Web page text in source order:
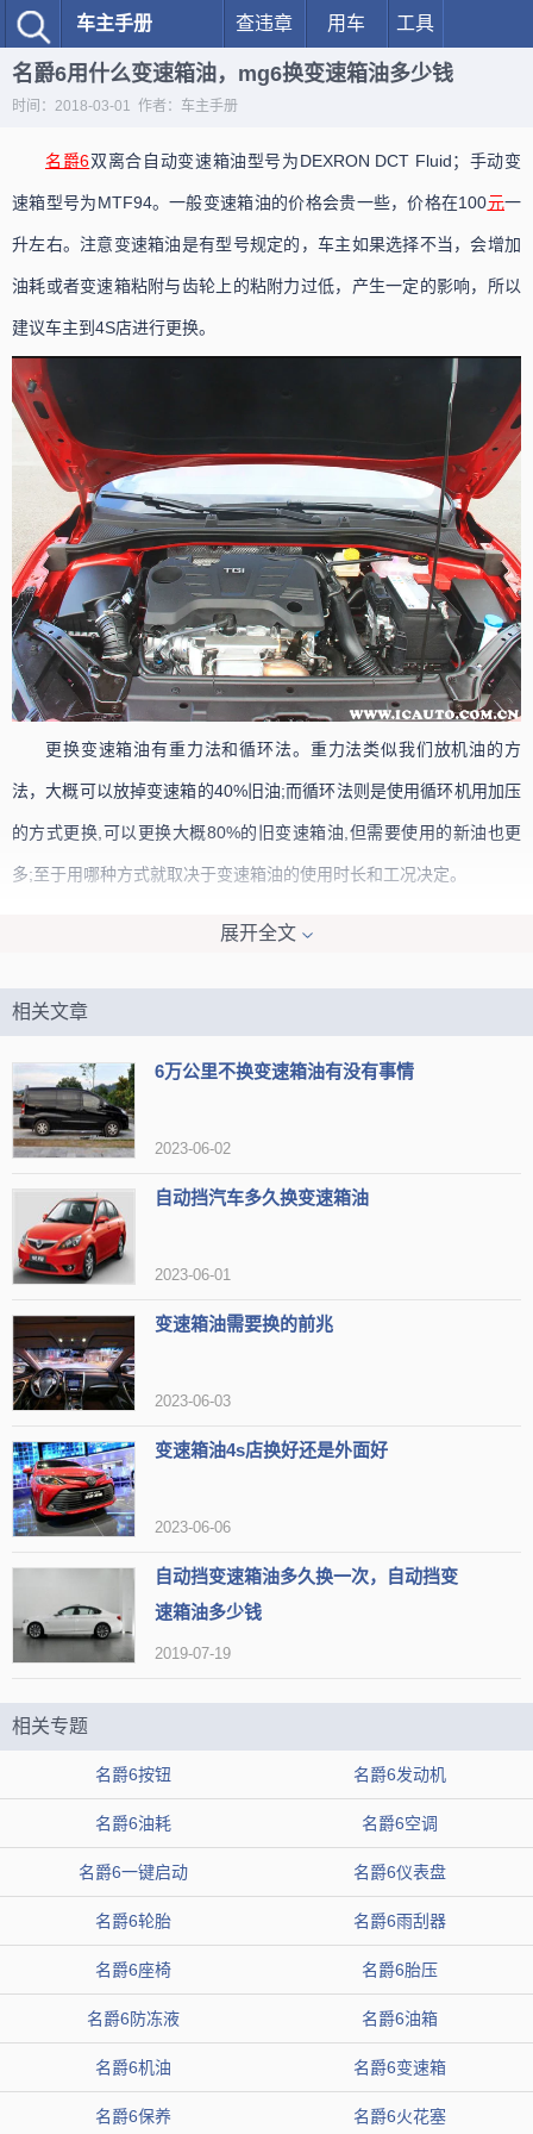
车主手册 查违章 用车 工具
名爵6用什么变速箱油，mg6换变速箱油多少钱
时间：2018-03-01 作者：车主手册
名爵6双离合自动变速箱油型号为DEXRON DCT Fluid；手动变
速箱型号为MTF94。一般变速箱油的价格会贵一些，价格在100元一
升左右。注意变速箱油是有型号规定的，车主如果选择不当，会增加
油耗或者变速箱粘附与齿轮上的粘附力过低，产生一定的影响，所以
建议车主到4S店进行更换。
更换变速箱油有重力法和循环法。重力法类似我们放机油的方
法，大概可以放掉变速箱的40%旧油;而循环法则是使用循环机用加压
的方式更换,可以更换大概80%的旧变速箱油,但需要使用的新油也更
多;至于用哪种方式就取决于变速箱油的使用时长和工况决定。
注意双离合变速箱虽然也叫自动变速箱,但和以往的自动变速箱有
是专用品,不可和其他变速箱油混用。
展开全文
相关文章
6万公里不换变速箱油有没有事情
2023-06-02
自动挡汽车多久换变速箱油
2023-06-01
变速箱油需要换的前兆
2023-06-03
变速箱油4s店换好还是外面好
2023-06-06
自动挡变速箱油多久换一次，自动挡变
速箱油多少钱
2019-07-19
相关专题
名爵6按钮 名爵6发动机
名爵6油耗 名爵6空调
名爵6一键启动 名爵6仪表盘
名爵6轮胎 名爵6雨刮器
名爵6座椅 名爵6胎压
名爵6防冻液 名爵6油箱
名爵6机油 名爵6变速箱
名爵6保养 名爵6火花塞